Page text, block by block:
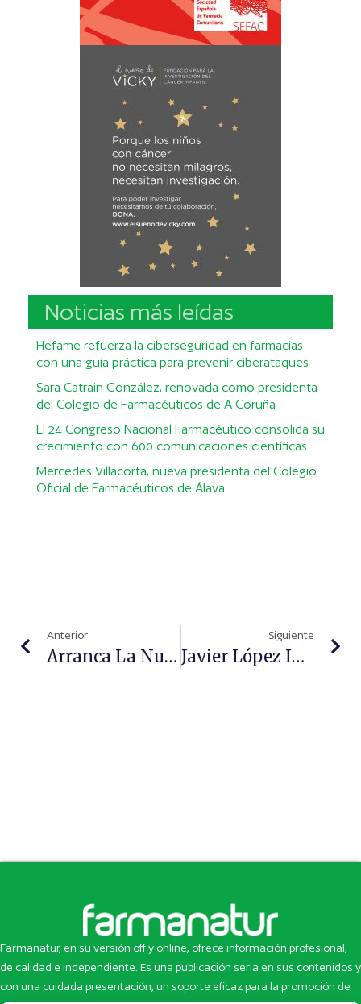
Noticias más leídas
Hefame refuerza la ciberseguridad en farmacias
con una guía práctica para prevenir ciberataques
Sara Catrain González, renovada como presidenta
del Colegio de Farmacéuticos de A Coruña
El 24 Congreso Nacional Farmacéutico consolida su
crecimiento con 600 comunicaciones científicas
Mercedes Villacorta, nueva presidenta del Colegio
Oficial de Farmacéuticos de Álava
Anterior
Arranca La Nueva Temporada Del Canal De Videoconsejos Tu Farmacéutico Informa En Dermofarmacia
Siguiente
Javier López Imparte Una ‘clase Magistral’ A Universitarios Y Ofrece Una Visión Del Liderazgo Basado En Valores
Farmanatur, en su versión off y online, ofrece información profesional,
de calidad e independiente. Es una publicación seria en sus contenidos y
con una cuidada presentación, un soporte eficaz para la promoción de